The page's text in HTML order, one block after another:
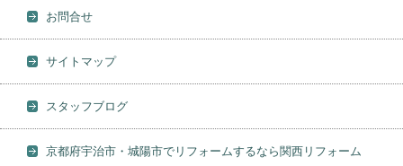
お問合せ
サイトマップ
スタッフブログ
京都府宇治市・城陽市でリフォームするなら関西リフォーム